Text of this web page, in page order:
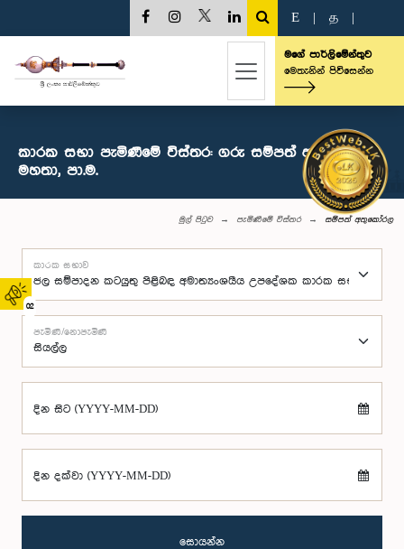
02
E த
මගේ පාර්ලිමේන්තුව
මෙතැනින් පිවිසෙන්න
කාරක සභා පැමිණීමේ විස්තර: ගරු සම්පත් අතුකෝරල
මහතා, පා.ම.
මුල් පිටුව පැමිණීමේ විස්තර සම්පත් අතුකෝරල
කාරක සභාව
පැමිණි/නොපැමිණි
දින සිට (YYYY-MM-DD)
දින දක්වා (YYYY-MM-DD)
සොයන්න